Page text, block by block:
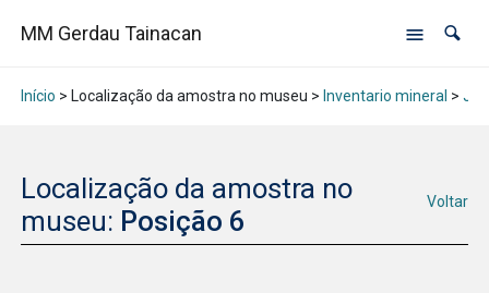
MM Gerdau Tainacan
Início > Localização da amostra no museu > Inventario mineral >
Localização da amostra no
museu: Posição 6
Voltar